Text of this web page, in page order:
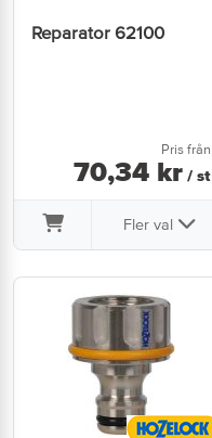
Reparator 62100
Pris från
70,34 kr / st
Fler val